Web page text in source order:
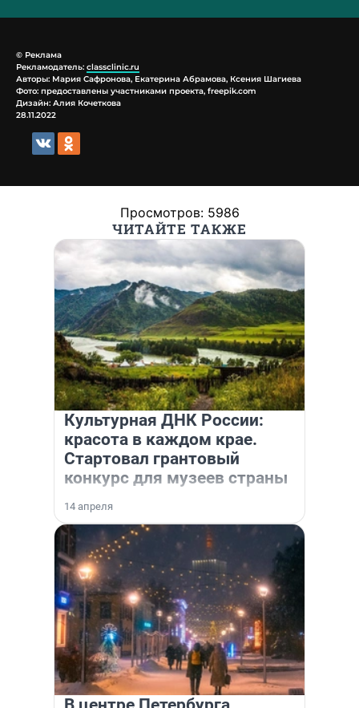
© Реклама
Рекламодатель: classclinic.ru
Авторы: Мария Сафронова, Екатерина Абрамова, Ксения Шагиева
Фото: предоставлены участниками проекта, freepik.com
Дизайн: Алия Кочеткова
28.11.2022
Просмотров: 5986
ЧИТАЙТЕ ТАКЖЕ
Культурная ДНК России:
красота в каждом крае.
Стартовал грантовый
конкурс для музеев страны
14 апреля